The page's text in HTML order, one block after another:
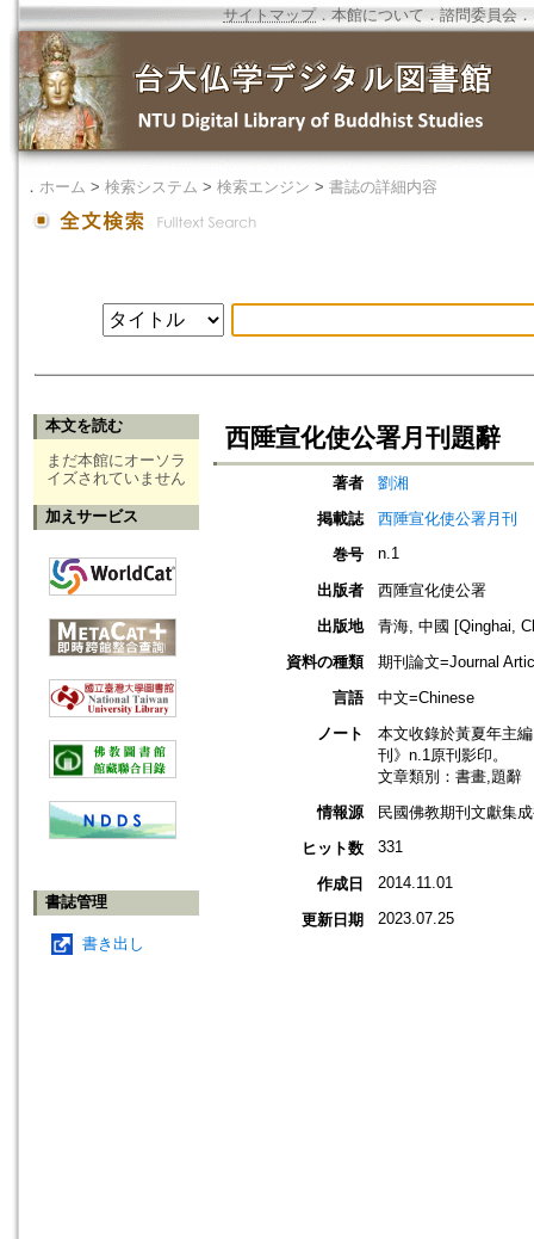
サイトマップ．本館について ． 諮問委員会 ．
． ホーム > 検索システム > 検索エンジン > 書誌の詳細内容
本文を読む
まだ本館にオーソラ
イズされていません
加えサービス
書誌管理
書き出し
西陲宣化使公署月刊題辭
著者
劉湘
掲載誌
西陲宣化使公署月刊
巻号
n.1
出版者
西陲宣化使公署
出版地
青海, 中國 [Qinghai,
資料の種類
期刊論文=Journal
言語
中文=Chinese
ノート
本文收錄於黃夏年主
刊》n.1原刊影印。
文章類別：書畫,題辭
情報源
民國佛教期刊文獻集
ヒット数
331
作成日 2014.11.01
更新日期 2023.07.25